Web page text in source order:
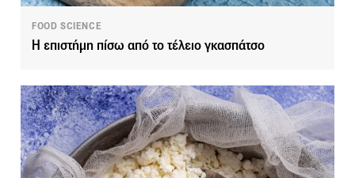
FOOD SCIENCE
Η επιστήμη πίσω από το τέλειο γκασπάτσο